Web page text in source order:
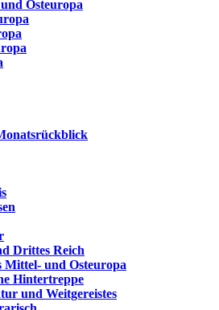
Osteuropa
Drittes Reich
und Osteuropa
Hintertreppe
und Weitgereistes